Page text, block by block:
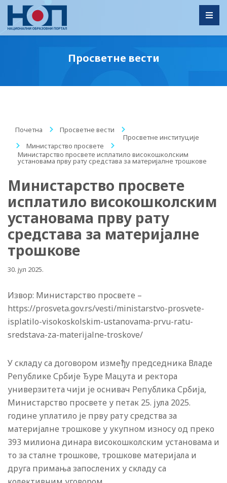
Просветне вести
Почетна / Просветне вести
/
Просветне институције
/
Министарство просвете
/
Министарство просвете исплатило високошколским
установама прву рату средстава за материјалне трошкове
Министарство просвете
исплатило високошколским
установама прву рату
средстава за материјалне
трошкове
30. јул 2025.
Извор: Министарство просвете –
https://prosveta.gov.rs/vesti/ministarstvo-prosvete-
isplatilo-visokoskolskim-ustanovama-prvu-ratu-
sredstava-za-materijalne-troskove/
У складу са договором између председника Владе
Републике Србије Ђуре Мацута и ректора
универзитета чији је оснивач Република Србија,
Министарство просвете у петак 25. јула 2025.
године уплатило је прву рату средства за
материјалне трошкове у укупном износу од преко
393 милиона динара високошколским установама и
то за сталне трошкове, трошкове материјала и
друга примања запослених у складу са